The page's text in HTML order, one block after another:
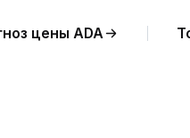
цены ADA